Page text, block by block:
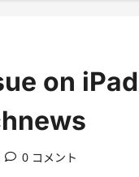
on
0 コメント